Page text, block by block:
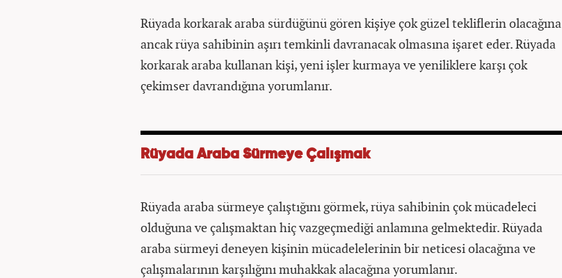
Rüyada korkarak araba sürdüğünü gören kişiye çok güzel tekliflerin olacağına
ancak rüya sahibinin aşırı temkinli davranacak olmasına işaret eder. Rüyada
korkarak araba kullanan kişi, yeni işler kurmaya ve yeniliklere karşı çok
çekimser davrandığına yorumlanır.
Rüyada Araba Sürmeye Çalışmak
Rüyada araba sürmeye çalıştığını görmek, rüya sahibinin çok mücadeleci
olduğuna ve çalışmaktan hiç vazgeçmediği anlamına gelmektedir. Rüyada
araba sürmeyi deneyen kişinin mücadelelerinin bir neticesi olacağına ve
çalışmalarının karşılığını muhakkak alacağına yorumlanır.